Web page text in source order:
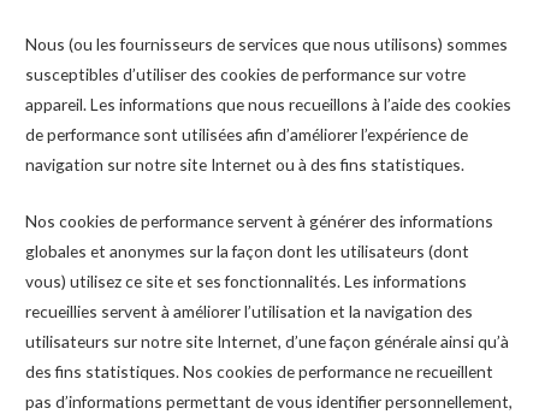
Nous (ou les fournisseurs de services que nous utilisons) sommes
susceptibles d’utiliser des cookies de performance sur votre
appareil. Les informations que nous recueillons à l’aide des cookies
de performance sont utilisées afin d’améliorer l’expérience de
navigation sur notre site Internet ou à des fins statistiques.
Nos cookies de performance servent à générer des informations
globales et anonymes sur la façon dont les utilisateurs (dont
vous) utilisez ce site et ses fonctionnalités. Les informations
recueillies servent à améliorer l’utilisation et la navigation des
utilisateurs sur notre site Internet, d’une façon générale ainsi qu’à
des fins statistiques. Nos cookies de performance ne recueillent
pas d’informations permettant de vous identifier personnellement,